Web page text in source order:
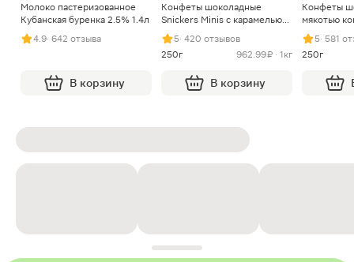
Молоко пастеризованное
Кубанская буренка 2.5% 1.4л
4.9· 642 отзыва
В корзину
Конфеты шоколадные
Snickers Minis с карамелью
арахисом и нугой
5· 420 отзывов
250г
962.99 ₽ · 1кг
В корзину
Конфеты
мякотью
5· 581
250г